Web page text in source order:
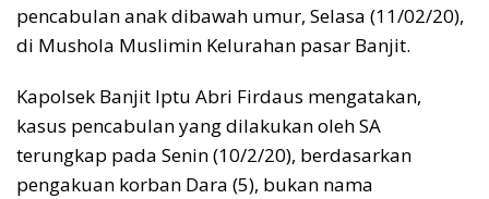
pencabulan anak dibawah umur, Selasa (11/02/20),
di Mushola Muslimin Kelurahan pasar Banjit.
Kapolsek Banjit Iptu Abri Firdaus mengatakan,
kasus pencabulan yang dilakukan oleh SA
terungkap pada Senin (10/2/20), berdasarkan
pengakuan korban Dara (5), bukan nama